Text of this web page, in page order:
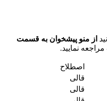
از منو پیشخوان به قسمت
مراجعه نمایید.
اصطلاح
قالی
قالی